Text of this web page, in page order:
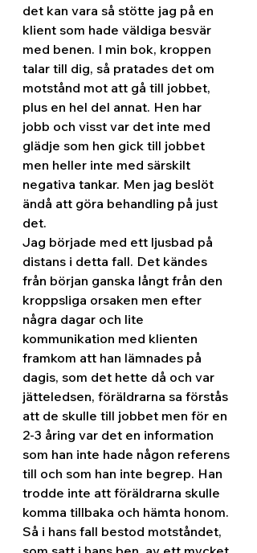
det kan vara så stötte jag på en
klient som hade väldiga besvär
med benen. I min bok, kroppen
talar till dig, så pratades det om
motstånd mot att gå till jobbet,
plus en hel del annat. Hen har
jobb och visst var det inte med
glädje som hen gick till jobbet
men heller inte med särskilt
negativa tankar. Men jag beslöt
ändå att göra behandling på just
det.
Jag började med ett ljusbad på
distans i detta fall. Det kändes
från början ganska långt från den
kroppsliga orsaken men efter
några dagar och lite
kommunikation med klienten
framkom att han lämnades på
dagis, som det hette då och var
jätteledsen, föräldrarna sa förstås
att de skulle till jobbet men för en
2-3 åring var det en information
som han inte hade någon referens
till och som han inte begrep. Han
trodde inte att föräldrarna skulle
komma tillbaka och hämta honom.
Så i hans fall bestod motståndet,